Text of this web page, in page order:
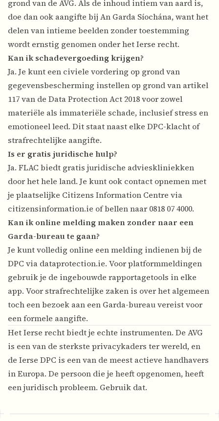
grond van de AVG. Als de inhoud intiem van aard is,
doe dan ook aangifte bij An Garda Síochána, want het
delen van intieme beelden zonder toestemming
wordt ernstig genomen onder het Ierse recht.
Kan ik schadevergoeding krijgen?
Ja. Je kunt een civiele vordering op grond van
gegevensbescherming instellen op grond van artikel
117 van de Data Protection Act 2018 voor zowel
materiële als immateriële schade, inclusief stress en
emotioneel leed. Dit staat naast elke DPC-klacht of
strafrechtelijke aangifte.
Is er gratis juridische hulp?
Ja. FLAC biedt gratis juridische advieskliniekken
door het hele land. Je kunt ook contact opnemen met
je plaatselijke Citizens Information Centre via
citizensinformation.ie of bellen naar 0818 07 4000.
Kan ik online melding maken zonder naar een
Garda-bureau te gaan?
Je kunt volledig online een melding indienen bij de
DPC via dataprotection.ie. Voor platformmeldingen
gebruik je de ingebouwde rapportagetools in elke
app. Voor strafrechtelijke zaken is over het algemeen
toch een bezoek aan een Garda-bureau vereist voor
een formele aangifte.
Het Ierse recht biedt je echte instrumenten. De AVG
is een van de sterkste privacykaders ter wereld, en
de Ierse DPC is een van de meest actieve handhavers
in Europa. De persoon die je heeft opgenomen, heeft
een juridisch probleem. Gebruik dat.